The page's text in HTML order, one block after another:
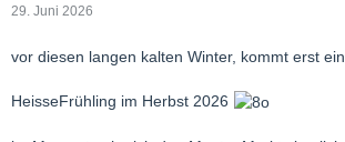
29. Juni 2026
vor diesen langen kalten Winter, kommt erst
HeisseFrühling im Herbst 2026